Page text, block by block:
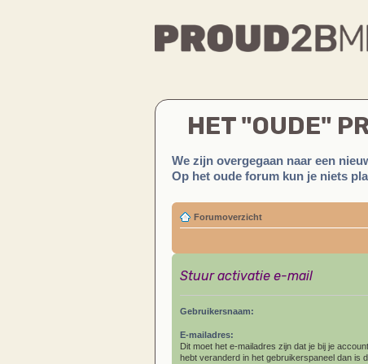
HET "OUDE"
We zijn overgegaan naar een
Op het oude forum kun je niets
Forumoverzicht
Stuur activatie e-mail
Gebruikersnaam:
E-mailadres:
Dit moet het e-mailadres zijn dat je bij je
hebt veranderd in het gebruikerspaneel dan is